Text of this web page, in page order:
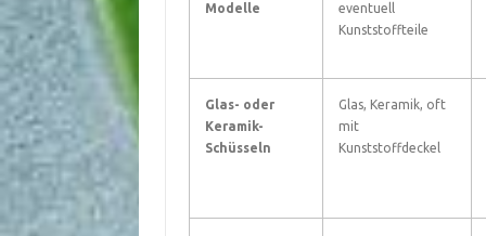
Modelle
eventuell
Kunststoffteile
Glas- oder
Keramik-
Schüsseln
Glas, Keramik, oft
mit
Kunststoffdeckel